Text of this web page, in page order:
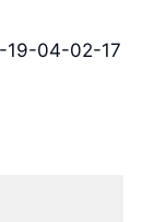
19-04-02-17